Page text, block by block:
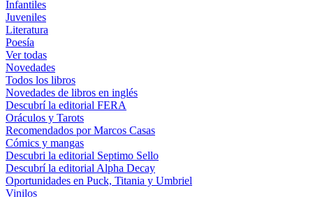
Infantiles
Juveniles
Literatura
Poesía
Ver todas
Novedades
Todos los libros
Novedades de libros en inglés
Descubrí la editorial FERA
Oráculos y Tarots
Recomendados por Marcos Casas
Cómics y mangas
Descubri la editorial Septimo Sello
Descubrí la editorial Alpha Decay
Oportunidades en Puck, Titania y Umbriel
Vinilos